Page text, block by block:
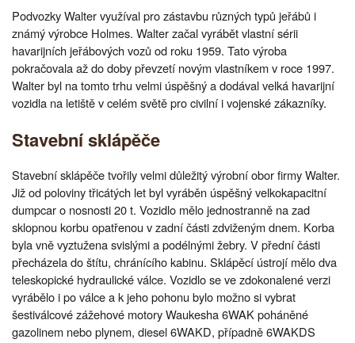
Podvozky Walter využíval pro zástavbu různých typů jeřábů i
známý výrobce Holmes. Walter začal vyrábět vlastní sérii
havarijních jeřábových vozů od roku 1959. Tato výroba
pokračovala až do doby převzetí novým vlastníkem v roce 1997.
Walter byl na tomto trhu velmi úspěšný a dodával velká havarijní
vozidla na letiště v celém světě pro civilní i vojenské zákazníky.
Stavební sklápěče
Stavební sklápěče tvořily velmi důležitý výrobní obor firmy Walter.
Již od poloviny třicátých let byl vyráběn úspěšný velkokapacitní
dumpcar o nosnosti 20 t. Vozidlo mělo jednostranně na zad
sklopnou korbu opatřenou v zadní části zdviženým dnem. Korba
byla vně vyztužena svislými a podélnými žebry. V přední části
přecházela do štítu, chránícího kabinu. Sklápěcí ústrojí mělo dva
teleskopické hydraulické válce. Vozidlo se ve zdokonalené verzi
vyrábělo i po válce a k jeho pohonu bylo možno si vybrat
šestiválcové zážehové motory Waukesha 6WAK poháněné
gazolinem nebo plynem, diesel 6WAKD, případně 6WAKDS